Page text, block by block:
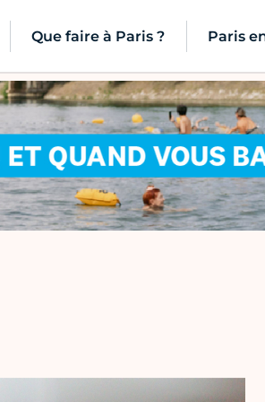
Que faire à Paris ? Paris